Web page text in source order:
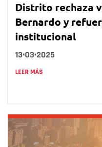
Distrito rechaza
Bernardo y
institucional
13•03•2025
LEER MÁS